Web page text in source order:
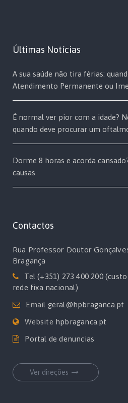
Últimas Notícias
A sua saúde não tira férias:
Atendimento Permanente ou
É normal ver pior com a idade?
quando deve procurar um
Dorme 8 horas e acorda
causas
Contactos
Rua Professor Doutor
Bragança
Tel(+351) 273 400 200
rede fixa nacional)
Email geral@hpbraganca.pt
Website hpbraganca.pt
Portal de denuncias
Ver direções